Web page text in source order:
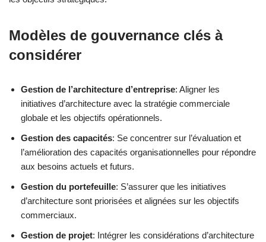
Modèles de gouvernance clés à
considérer
Gestion de l’architecture d’entreprise: Aligner les
initiatives d’architecture avec la stratégie commerciale
globale et les objectifs opérationnels.
Gestion des capacités: Se concentrer sur l’évaluation et
l’amélioration des capacités organisationnelles pour répondre
aux besoins actuels et futurs.
Gestion du portefeuille: S’assurer que les initiatives
d’architecture sont priorisées et alignées sur les objectifs
commerciaux.
Gestion de projet: Intégrer les considérations d’architecture